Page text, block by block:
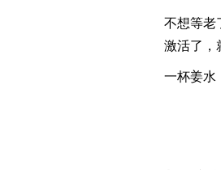
不想等老
激活了，
一杯姜水